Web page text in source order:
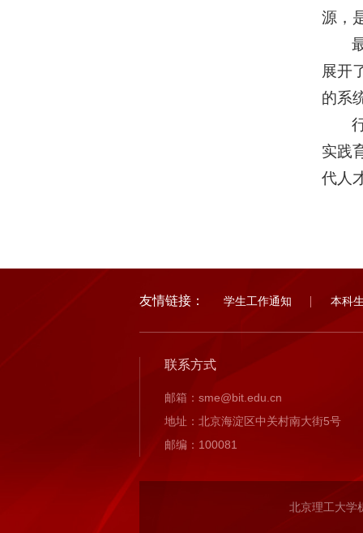
源，
展开
的系
实践
代人
友情链接： 学生工作通知 本科
联系方式
邮箱：sme@bit.edu.cn
地址：北京海淀区中关村南大街5号
邮编：100081
北京理工大学